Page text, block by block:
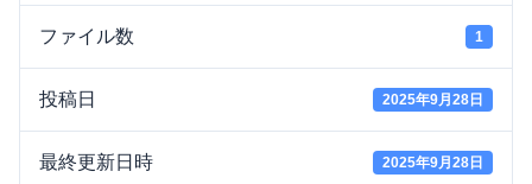
ファイル数 1
投稿日 2025年9月28日
最終更新日時 2025年9月28日